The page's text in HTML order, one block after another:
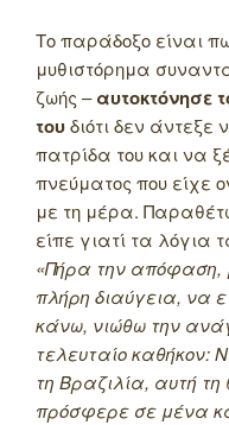
Το παράδοξο είναι
μυθιστόρημα
ζωής –αυτοκτόνησε
τουδιότι δεν
πατρίδα του και να
πνεύματος που είχε
με τη μέρα.
είπε γιατί τα λόγια
«Πήρα την απόφαση,
πλήρη διαύγεια, να
κάνω, νιώθω την
τελευταίο καθήκον:
τη Βραζιλία, αυτή
πρόσφερε σε μένα